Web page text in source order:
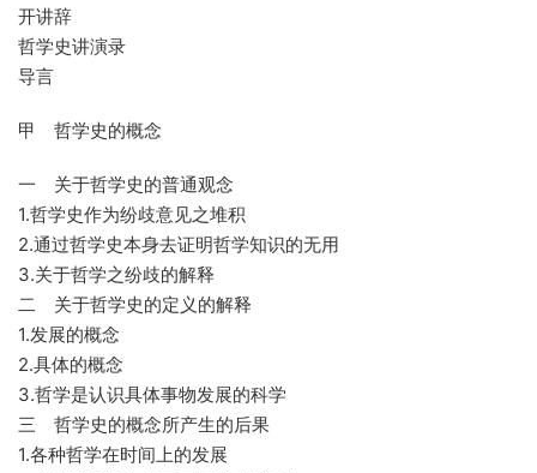
开讲辞
哲学史讲演录
导言
甲 哲学史的概念
一 关于哲学史的普通观念
1.哲学史作为纷歧意见之堆积
2.通过哲学史本身去证明哲学知识的无用
3.关于哲学之纷歧的解释
二 关于哲学史的定义的解释
1.发展的概念
2.具体的概念
3.哲学是认识具体事物发展的科学
三 哲学史的概念所产生的后果
1.各种哲学在时间上的发展